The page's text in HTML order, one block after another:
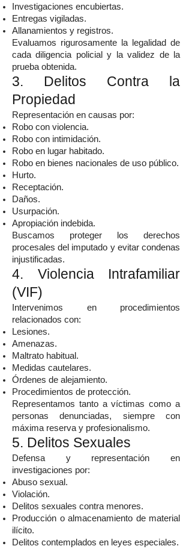
Investigaciones encubiertas.
Entregas vigiladas.
Allanamientos y registros.
Evaluamos rigurosamente la legalidad de
cada diligencia policial y la validez de la
prueba obtenida.
3. Delitos Contra la
Propiedad
Representación en causas por:
Robo con violencia.
Robo con intimidación.
Robo en lugar habitado.
Robo en bienes nacionales de uso público.
Hurto.
Receptación.
Daños.
Usurpación.
Apropiación indebida.
Buscamos proteger los derechos
procesales del imputado y evitar condenas
injustificadas.
4. Violencia Intrafamiliar
(VIF)
Intervenimos en procedimientos
relacionados con:
Lesiones.
Amenazas.
Maltrato habitual.
Medidas cautelares.
Órdenes de alejamiento.
Procedimientos de protección.
Representamos tanto a víctimas como a
personas denunciadas, siempre con
máxima reserva y profesionalismo.
5. Delitos Sexuales
Defensa y representación en
investigaciones por:
Abuso sexual.
Violación.
Delitos sexuales contra menores.
Producción o almacenamiento de material
ilícito.
Delitos contemplados en leyes especiales.